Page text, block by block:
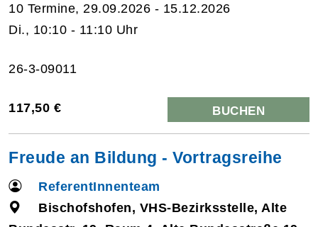
10 Termine, 29.09.2026 - 15.12.2026
Di., 10:10 - 11:10 Uhr
26-3-09011
117,50 € BUCHEN
Freude an Bildung - Vortragsreihe
ReferentInnenteam
Bischofshofen, VHS-Bezirksstelle, Alte